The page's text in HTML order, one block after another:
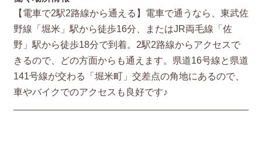
【電車で2駅2路線から通える】電車で通うなら、東武佐
野線「堀米」駅から徒歩16分、またはJR両毛線「佐
野」駅から徒歩18分で到着。2駅2路線からアクセスで
きるので、どの方面からも通えます。県道16号線と県道
141号線が交わる「堀米町」交差点の角地にあるので、
車やバイクでのアクセスも良好です♪